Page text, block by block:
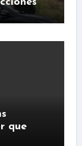
que